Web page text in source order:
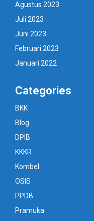
Agustus 2023
Juli 2023
Juni 2023
Februari 2023
Januari 2022
Categories
BKK
Blog
DPIB
KKKR
Kombel
OSIS
PPDB
Pramuka